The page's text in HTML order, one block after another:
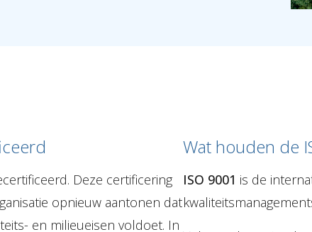
Deze certificering
opnieuw aantonen dat
en milieueisen voldoet. In
Wat houden de
ISO 9001 is de